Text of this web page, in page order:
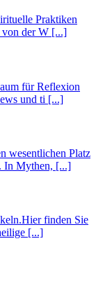
Praktiken
von der W [...]
für Reflexion
und ti [...]
wesentlichen Platz
In Mythen, [...]
finden Sie
[...]